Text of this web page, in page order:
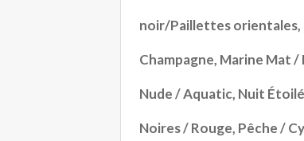
noir/Paillettes orientales,
Champagne, Marine Mat /
Nude / Aquatic, Nuit
Noires / Rouge, Pêche /